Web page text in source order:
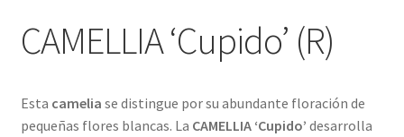
CAMELLIA ‘Cupido’ (R)
Esta camelia se distingue por su abundante floración de
pequeñas flores blancas. La CAMELLIA ‘Cupido’ desarrolla